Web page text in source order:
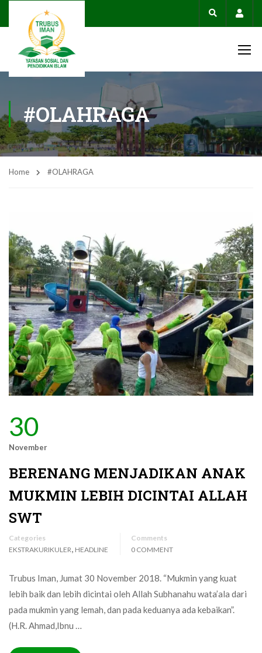
#OLAHRAGA
Home #OLAHRAGA
30
November
BERENANG MENJADIKAN ANAK
MUKMIN LEBIH DICINTAI ALLAH
SWT
Categories
EKSTRAKURIKULER HEADLINE
Comments
0 COMMENT
Trubus Iman, Jumat 30 November 2018. “Mukmin yang kuat
lebih baik dan lebih dicintai oleh Allah Subhanahu wata’ala dari
pada mukmin yang lemah, dan pada keduanya ada kebaikan”.
(H.R. Ahmad,Ibnu …